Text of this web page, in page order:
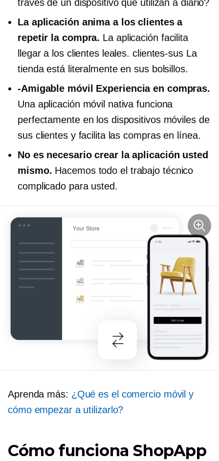
través de un dispositivo que utilizan a diario?
La aplicación anima a los clientes a
repetir la compra. La aplicación facilita
llegar a los clientes leales. clientes-susLa
tienda está literalmente en sus bolsillos.
-Amigable móvil Experiencia en compras.
Una aplicación móvil nativa funciona
perfectamente en los dispositivos móviles de
sus clientes y facilita las compras en línea.
No es necesario crear la aplicación usted
mismo. Hacemos todo el trabajo técnico
complicado para usted.
Aprenda más: ¿Qué es el comercio móvil y
cómo empezar a utilizarlo?
Cómo funciona ShopApp